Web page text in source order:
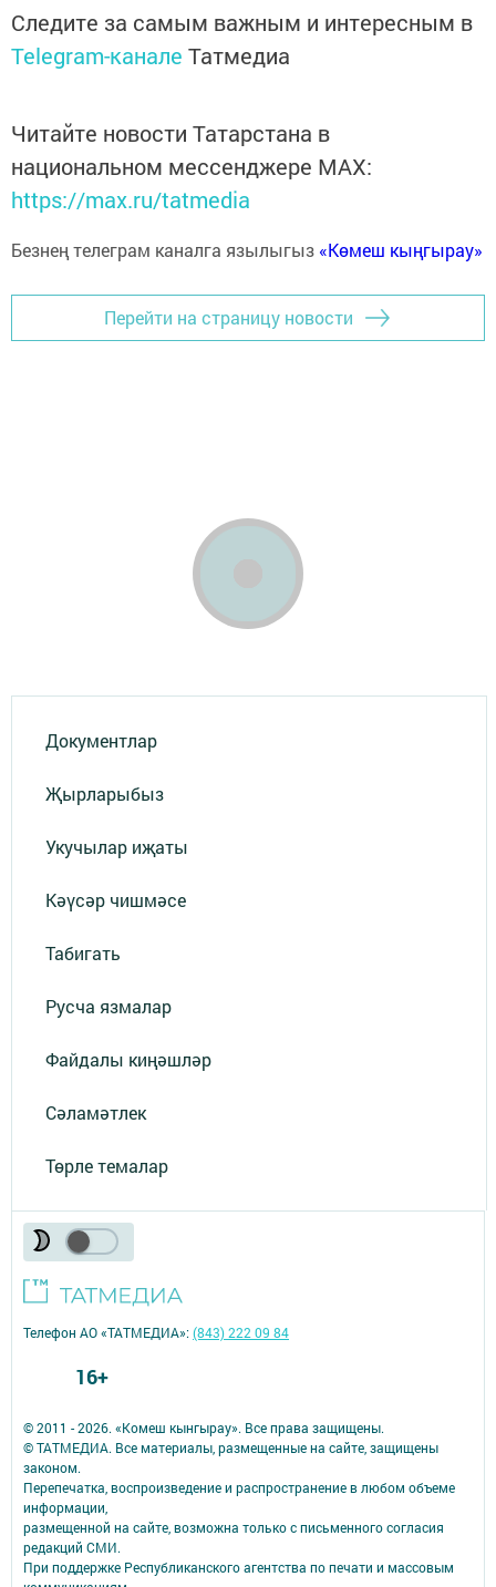
Следите за самым важным и интересным в
Telegram-канале Татмедиа
Читайте новости Татарстана в
национальном мессенджере MАХ:
https://max.ru/tatmedia
Безнең телеграм каналга язылыгыз «Көмеш кыңгырау»
Перейти на страницу новости
Документлар
Җырларыбыз
Укучылар иҗаты
Кәүсәр чишмәсе
Табигать
Русча язмалар
Файдалы киңәшләр
Сәламәтлек
Төрле темалар
© 2011 - 2026. «Комеш кынгырау». Все права защищены.
© ТАТМЕДИА. Все материалы, размещенные на сайте, защищены
законом.
Перепечатка, воспроизведение и распространение в любом объеме
информации,
размещенной на сайте, возможна только с письменного согласия
редакций СМИ.
При поддержке Республиканского агентства по печати и массовым
Телефон АО «ТАТМЕДИА»:(843) 222 09 84
16+